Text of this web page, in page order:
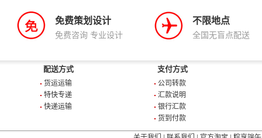
免费策划设计
免费咨询 专业设计
不限地点
全国无盲点配送
配送方式
货运运输
特快专递
快递运输
支付方式
公司转款
汇款说明
银行汇款
货到付款